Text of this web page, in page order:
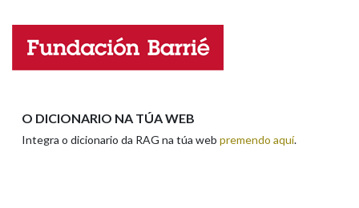
Nome
O DICIONARIO NA TÚA WEB
Integra o dicionario da RAG na túa web premendo aquí.